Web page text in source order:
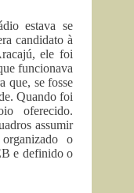
estava se
candidato à
ele foi
funcionava
que, se fosse
Quando foi
oferecido.
assumir
o
e definido o